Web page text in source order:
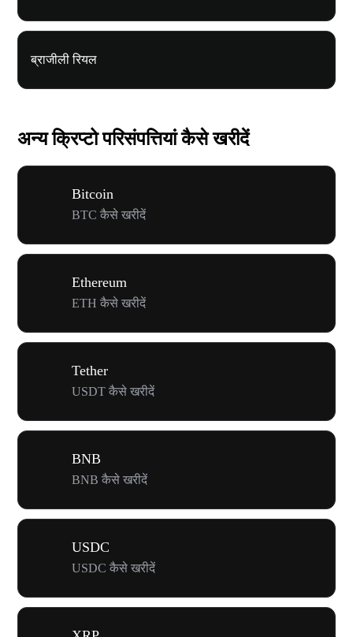
ब्राजीली रियल
अन्य क्रिप्टो परिसंपत्तियां कैसे खरीदें
Bitcoin
BTC कैसे खरीदें
Ethereum
ETH कैसे खरीदें
Tether
USDT कैसे खरीदें
BNB
BNB कैसे खरीदें
USDC
USDC कैसे खरीदें